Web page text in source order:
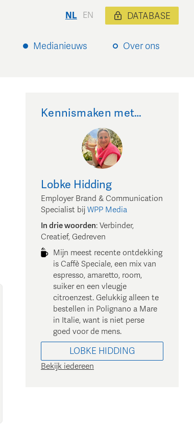
Medianieuws Over ons
NL EN DATABASE
Kennismaken met…
Lobke Hidding
Employer Brand & Communication
Specialist bij WPP Media
In drie woorden: Verbinder,
Creatief, Gedreven
Mijn meest recente ontdekking
is Caffè Speciale, een mix van
espresso, amaretto, room,
suiker en een vleugje
citroenzest. Gelukkig alleen te
bestellen in Polignano a Mare
in Italie, want is niet perse
goed voor de mens.
LOBKE HIDDING
Bekijk iedereen